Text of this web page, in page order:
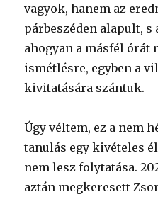
vagyok, hanem az
párbeszéden alapult, s
ahogyan a másfél órát
ismétlésre, egyben a
kivitatására szántuk.
Úgy véltem, ez a nem
tanulás egy kivételes
nem lesz folytatása.
aztán megkeresett